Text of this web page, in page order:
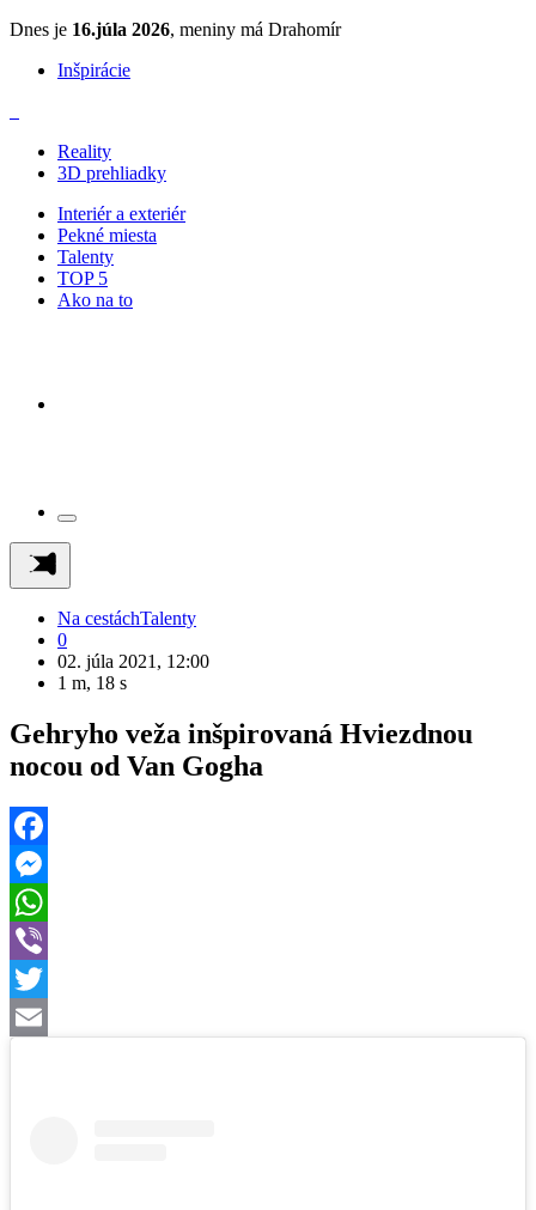
Dnes je 16.júla 2026, meniny má Drahomír
Inšpirácie
Reality
3D prehliadky
Interiér a exteriér
Pekné miesta
Talenty
TOP 5
Ako na to
Na cestáchTalenty
0
02. júla 2021, 12:00
1 m, 18 s
Gehryho veža inšpirovaná Hviezdnou
nocou od Van Gogha
Facebook
Messenger
WhatsApp
Viber
Twitter